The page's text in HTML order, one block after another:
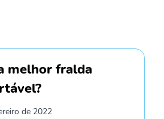
melhor fralda
de 2022